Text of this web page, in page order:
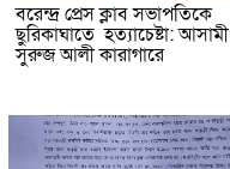
বরেন্দ্র প্রেস ক্লাব সভাপতিকে
ছুরিকাঘাতে হত্যাচেষ্টা: আসামী
সুরুজ আলী কারাগারে